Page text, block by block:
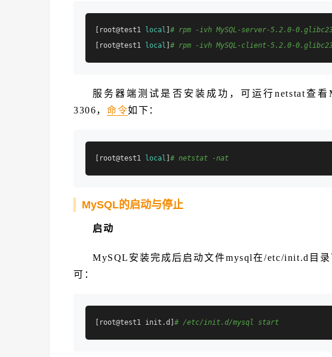
[root@test1 local # rpm -ivh MySQL-server-5.2.0-
[root@test1
local # rpm -ivh MySQL-client-5.2.0-
服务器端测试是否安装成功，可运行netstat查
3306， 命令如下：
[root@test1 local # netstat -nat
MySQL的启动与停止
启动
MySQL安装完成后启动文件mysql在/etc/init.d目
可：
[root@test1 init.d] # /etc/init.d/mysql start